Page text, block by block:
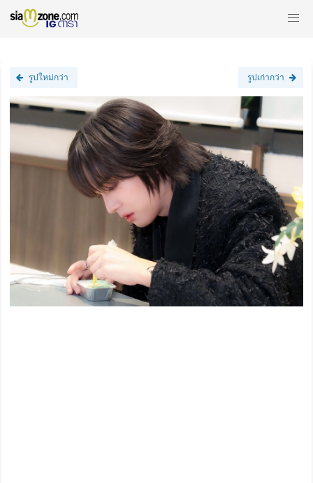
รูปใหม่กว่า รูปเก่ากว่า